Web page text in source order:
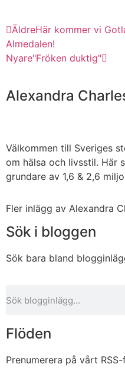
ÄldreHär kommer vi
Almedalen!
Nyare"Fröken duktig"
Alexandra
Välkommen till Sveriges
om hälsa och livsstil. Här
grundare av 1,6 & 2,6
Fler inlägg av Alexandra
Sök i bloggen
Sök bara bland
Flöden
Prenumerera på vårt